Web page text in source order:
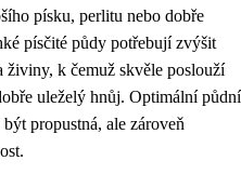
písku, perlitu nebo dobře
písčité půdy potřebují zvýšit
živiny, k čemuž skvěle poslouží
uleželý hnůj. Optimální půdní
propustná, ale zároveň